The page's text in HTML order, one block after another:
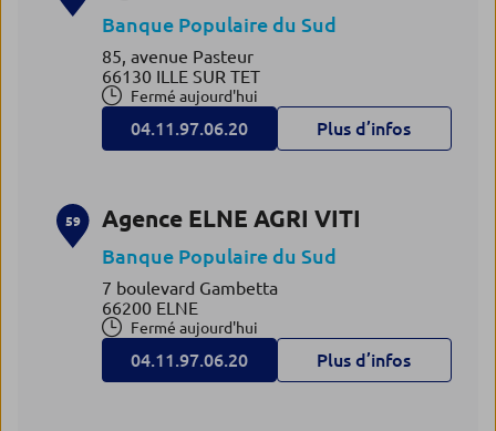
Banque Populaire du Sud
85, avenue Pasteur
66130 ILLE SUR TET
Fermé aujourd'hui
04.11.97.06.20 Plus d’infos
59 Agence ELNE AGRI VITI
Banque Populaire du Sud
7 boulevard Gambetta
66200 ELNE
Fermé aujourd'hui
04.11.97.06.20 Plus d’infos